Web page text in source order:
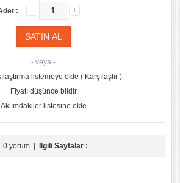
:
- veya -
listemeye ekle ( Karşılaştır )
Fiyatı düşünce bildir
Aklımdakiler listesine ekle
0 yorum| İlgili Sayfalar :